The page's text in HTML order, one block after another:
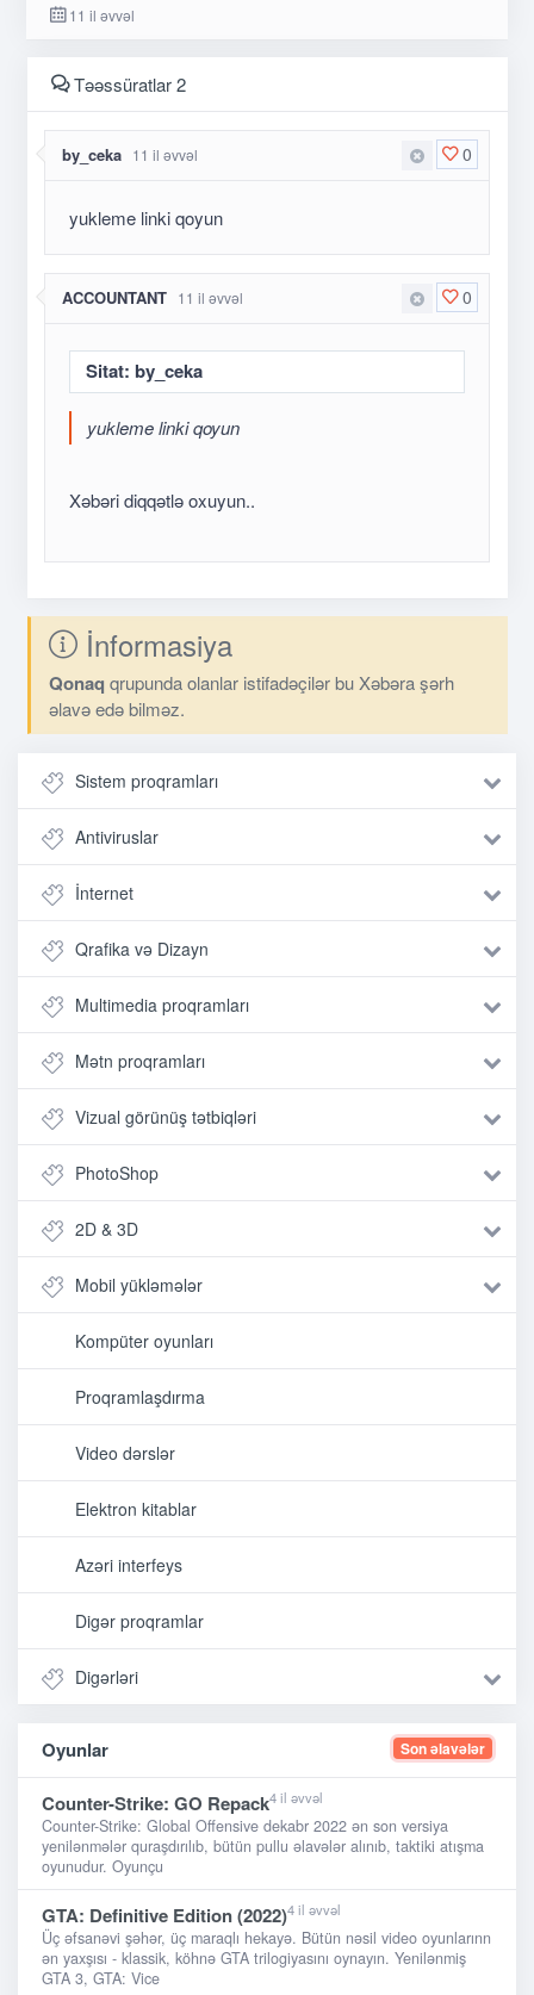
11 il əvvəl
Təəssüratlar 2
0
by_ceka 11 il əvvəl
yukleme linki qoyun
0
ACCOUNTANT 11 il əvvəl
Sitat: by_ceka
yukleme linki qoyun
Xəbəri diqqətlə oxuyun..
İnformasiya
Qonaq qrupunda olanlar istifadəçilər bu Xəbəra şərh
əlavə edə bilməz.
Sistem proqramları
Antiviruslar
İnternet
Qrafika və Dizayn
Multimedia proqramları
Mətn proqramları
Vizual görünüş tətbiqləri
PhotoShop
2D & 3D
Mobil yükləmələr
Kompüter oyunları
Proqramlaşdırma
Video dərslər
Elektron kitablar
Azəri interfeys
Digər proqramlar
Digərləri
Oyunlar Son əlavələr
Counter-Strike: GO Repack4 il əvvəl
Counter-Strike: Global Offensive dekabr 2022 ən son versiya
yenilənmələr quraşdırılıb, bütün pullu əlavələr alınıb, taktiki atışma
oyunudur. Oyunçu
GTA: Definitive Edition (2022)4 il əvvəl
Üç əfsanəvi şəhər, üç maraqlı hekayə. Bütün nəsil video oyunlarınn
ən yaxşısı - klassik, köhnə GTA trilogiyasını oynayın. Yenilənmiş
GTA 3, GTA: Vice